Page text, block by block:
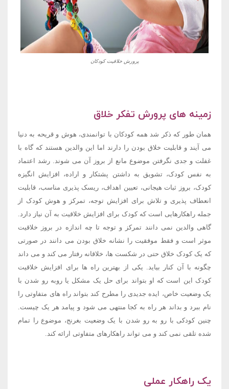
پرورش خلاقیت کودکان
زمینه های پرورش تفکر خلاق
همان طور که ذکر شد همه کودکان با توانمندی، هوش و قریحه به دنیا
می آیند و قابلیت خلاق بودن را دارند اما این والدین هستند که گاه با
غفلت و جدی نگرفتن موضوع مانع از بروز آن می شوند. رشد اعتماد
به نفس کودک، تشویق به داشتن پشتکار و اراده، افزایش انگیزه
کودک، بروز ثبات هیجانی، تعیین اهداف، ریسک پذیری مناسب، قابلیت
انعطاف پذیری و تلاش برای افزایش توجه، تمرکز و هوش کودک از
جمله راهکارهایی است که کودک برای افزایش خلاقیت به آن نیاز دارد.
گاهی والدین نمی دانند تمرکز و توجه تا چه اندازه در بروز خلاقیت
موثر است و فقط موفقیت را نشانه خلاق بودن می دانند در صورتی
که یک کودک خلاق حتی در شکست ها، خلاقانه رفتار می کند و می داند
چگونه با آن کنار بیاید. یکی از بهترین راه ها برای افزایش خلاقیت
کودک این است که او بتواند برای حل یک مشکل یا روبه رو شدن با
یک وضعیت خاص، ایده جدیدی را مطرح کند بتواند راه های متفاوتی را
نام ببرد و بداند هر راه به کجا منتهی می شود و پیامد هر یک چیست.
چنین کودکی با رو به رو شدن با یک وضعیت بغرنج، موضوع را تمام
شده تلقی نمی کند و می تواند راهکارهای متفاوتی ارائه کند.
یک راهکار عملی